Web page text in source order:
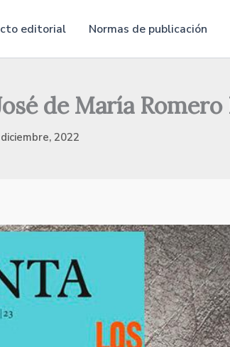
editorial Normas de publicación
de María Romero
2022